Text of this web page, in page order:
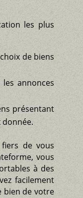
les plus
de biens
annonces
présentant
de vous
vous
à des
facilement
bien de votre